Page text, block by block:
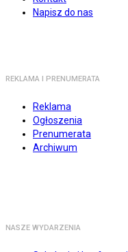
Napisz do nas
REKLAMA I PRENUMERATA
Reklama
Ogłoszenia
Prenumerata
Archiwum
NASZE WYDARZENIA